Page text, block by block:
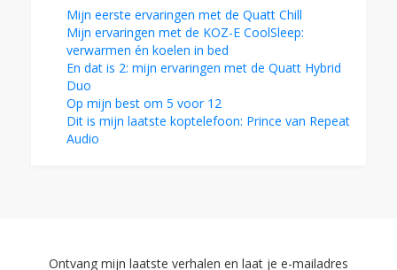
Mijn eerste ervaringen met de Quatt Chill
Mijn ervaringen met de KOZ-E CoolSleep:
verwarmen én koelen in bed
En dat is 2: mijn ervaringen met de Quatt Hybrid
Duo
Op mijn best om 5 voor 12
Dit is mijn laatste koptelefoon: Prince van Repeat
Audio
Ontvang mijn laatste verhalen en laat je e-mailadres